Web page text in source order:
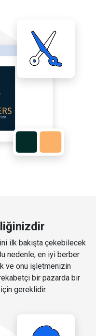
ilk bakışta çekebilecek
nedenle, en iyi berber
ve onu işletmenizin
bir pazarda bir
gereklidir.